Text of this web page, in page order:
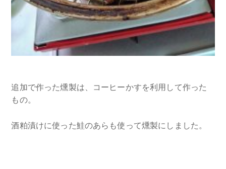
追加で作った燻製は、コーヒーかすを利用して作った
もの。
酒粕漬けに使った鮭のあらも使って燻製にしました。